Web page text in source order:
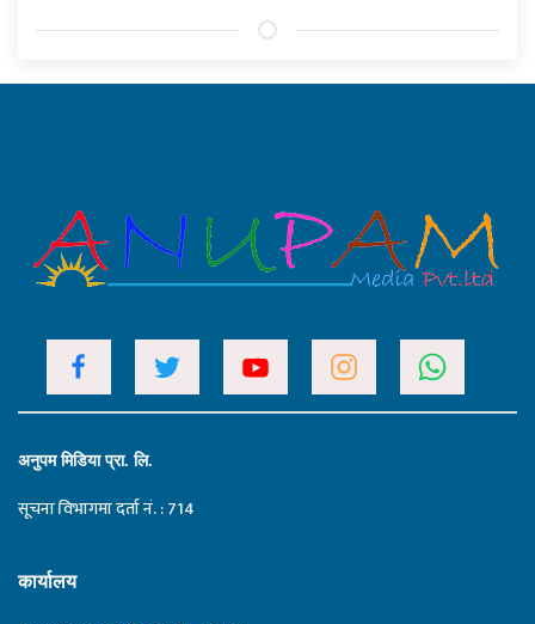
अनुपम मिडिया प्रा. लि.
सूचना विभागमा दर्ता नं. : 714
कार्यालय